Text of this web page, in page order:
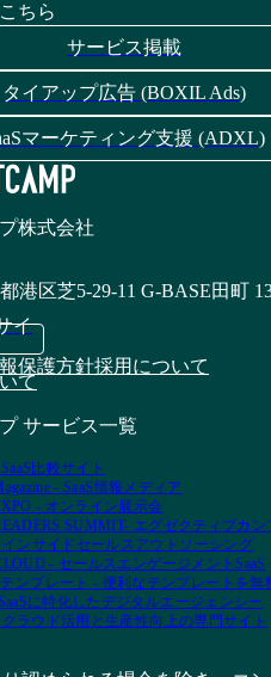
クインテグラルの人
材育成プログラム
資料請求リストに追加
ちら
サービス掲載
タイアップ広告 (BOXIL Ads)
マーケティング支援 (ADXL)
株式会社
港区芝5-29-11 G-BASE田町
イ
保護方針採用について
て
サービス一覧
比較サイト
- SaaS情報メディア
- オンライン展示会
SUMMIT- エグゼクティブカン
ンサイドセールスアウトソーシング
- セールスエンゲージメントSaaS
ンプレート - 便利なテンプレートを無
に特化したデジタルエージェンシー
ラウド活用と生産性向上の専門サイト